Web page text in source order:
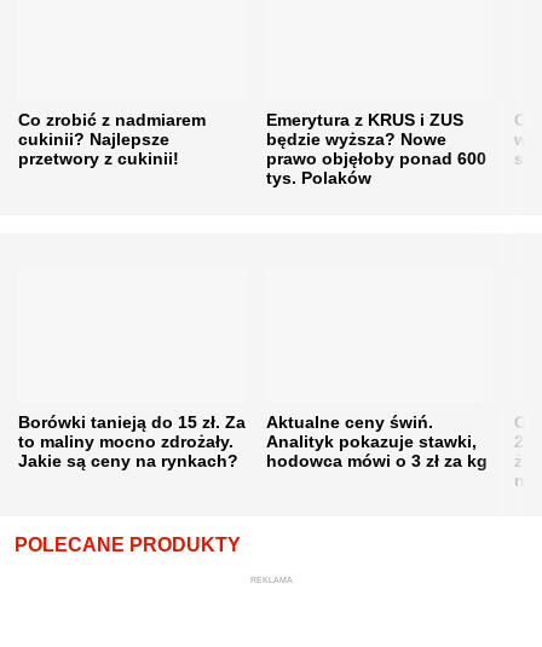
Co zrobić z nadmiarem
cukinii? Najlepsze
przetwory z cukinii!
Emerytura z KRUS i ZUS
będzie wyższa? Nowe
prawo objęłoby ponad 600
tys. Polaków
w
Borówki tanieją do 15 zł. Za
to maliny mocno zdrożały.
Jakie są ceny na rynkach?
Aktualne ceny świń.
Analityk pokazuje stawki,
hodowca mówi o 3 zł za kg
POLECANE PRODUKTY
REKLAMA